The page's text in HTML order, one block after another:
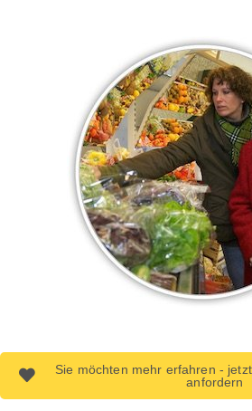
Sie möchten mehr erfahren -
anfordern